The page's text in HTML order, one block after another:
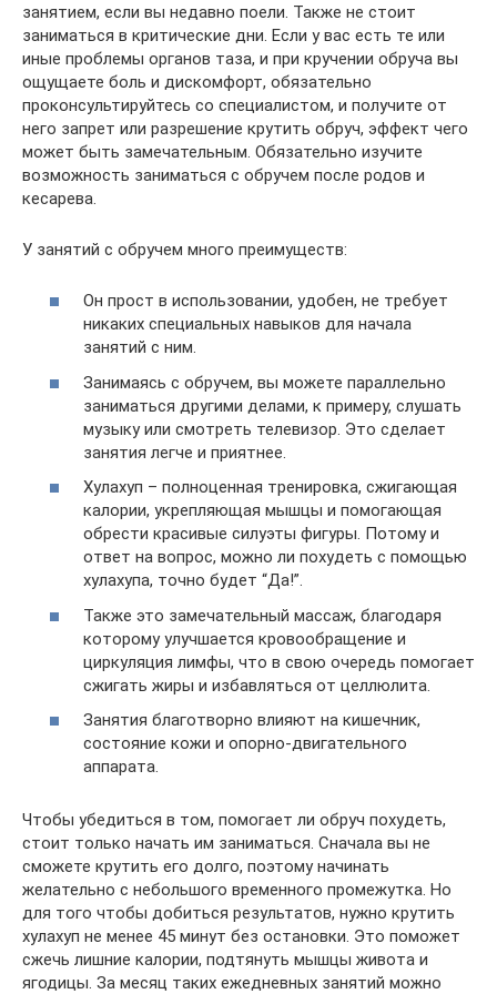
занятием, если вы недавно поели. Также не стоит
заниматься в критические дни. Если у вас есть те или
иные проблемы органов таза, и при кручении обруча вы
ощущаете боль и дискомфорт, обязательно
проконсультируйтесь со специалистом, и получите от
него запрет или разрешение крутить обруч, эффект чего
может быть замечательным. Обязательно изучите
возможность заниматься с обручем после родов и
кесарева.
У занятий с обручем много преимуществ:
Он прост в использовании, удобен, не требует
никаких специальных навыков для начала
занятий с ним.
Занимаясь с обручем, вы можете параллельно
заниматься другими делами, к примеру, слушать
музыку или смотреть телевизор. Это сделает
занятия легче и приятнее.
Хулахуп – полноценная тренировка, сжигающая
калории, укрепляющая мышцы и помогающая
обрести красивые силуэты фигуры. Потому и
ответ на вопрос, можно ли похудеть с помощью
хулахупа, точно будет “Да!”.
Также это замечательный массаж, благодаря
которому улучшается кровообращение и
циркуляция лимфы, что в свою очередь помогает
сжигать жиры и избавляться от целлюлита.
Занятия благотворно влияют на кишечник,
состояние кожи и опорно-двигательного
аппарата.
Чтобы убедиться в том, помогает ли обруч похудеть,
стоит только начать им заниматься. Сначала вы не
сможете крутить его долго, поэтому начинать
желательно с небольшого временного промежутка. Но
для того чтобы добиться результатов, нужно крутить
хулахуп не менее 45 минут без остановки. Это поможет
сжечь лишние калории, подтянуть мышцы живота и
ягодицы. За месяц таких ежедневных занятий можно